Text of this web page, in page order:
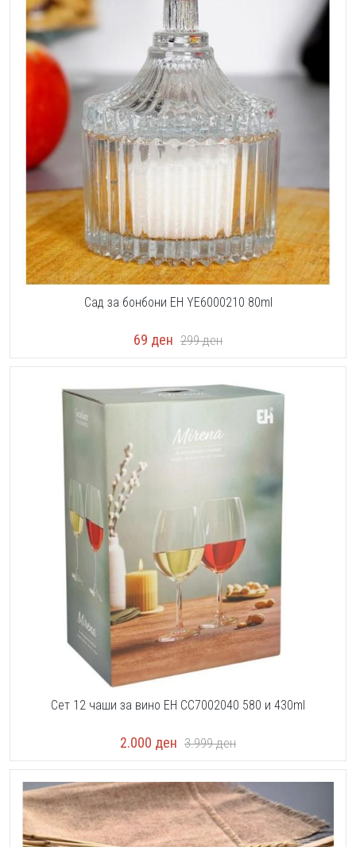
Сад за бонбони EH YE6000210 80ml
69 ден 299ден
Сет 12 чаши за вино EH CC7002040 580 и 430ml
2.000 ден 3.999ден